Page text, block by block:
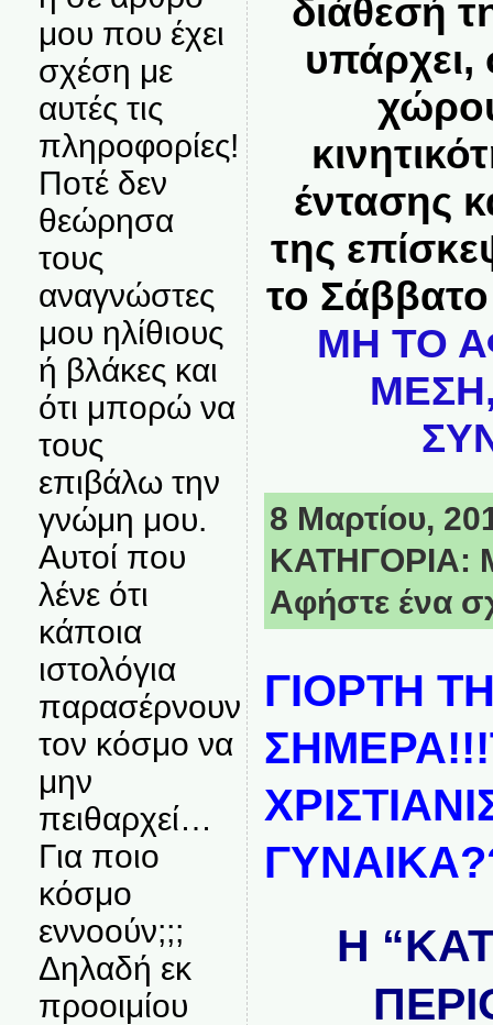
μου που έχει
σχέση με
αυτές τις
πληροφορίες!
Ποτέ δεν
θεώρησα
τους
αναγνώστες
μου ηλίθιους
ή βλάκες και
ότι μπορώ να
τους
επιβάλω την
γνώμη μου.
Αυτοί που
λένε ότι
κάποια
ιστολόγια
παρασέρνουν
τον κόσμο να
μην
πειθαρχεί…
Για ποιο
κόσμο
εννοούν;;;
Δηλαδή εκ
προοιμίου
διάθεσή
υπάρχει,
έντασης
της
το
ΜΗ ΤΟ
8 Μαρτίου,
ΚΑΤΗΓΟΡΙΑ:
Αφήστε ένα
ΓΙΟΡΤΗ
Η